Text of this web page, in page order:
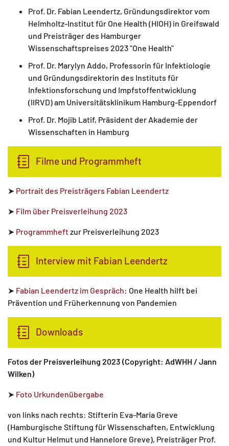
Prof. Dr. Fabian Leendertz, Gründungsdirektor vom
Helmholtz-Institut für One Health (HIOH) in Greifswald
und Preisträger des Hamburger
Wissenschaftspreises 2023 "One Health"
Prof. Dr. Marylyn Addo, Professorin für Infektiologie
und Gründungsdirektorin des Instituts für
Infektionsforschung und Impfstoffentwicklung
(IIRVD) am Universitätsklinikum Hamburg-Eppendorf
Prof. Dr. Mojib Latif, Präsident der Akademie der
Wissenschaften in Hamburg
Filme und Programmheft
➤ Portrait des Preisträgers Fabian Leendertz
➤ Film über Preisverleihung 2023
➤ Programmheftzur Preisverleihung 2023
Interview mit Fabian Leendertz
➤ Fabian Leendertz im Gespräch: One Health hilft bei
Prävention und Früherkennung von Pandemien
Downloads
Fotos der Preisverleihung 2023 (Copyright: AdWHH / Jann
Wilken)
➤ Foto Urkundenübergabe
von links nach rechts: Stifterin Eva-Maria Greve
(Hamburgische Stiftung für Wissenschaften, Entwicklung
und Kultur Helmut und Hannelore Greve), Preisträger Prof.